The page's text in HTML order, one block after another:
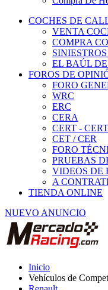
COCHES DE
VENTA
COMPRA
EL BAÚL DE
FOROS DE
FORO
WRC
ERC
CERA
CERT -
CET / CER
FORO
PRUEBAS
VIDEOS DE
A
TIENDA ONLINE
NUEVO ANUNCIO
Vehículos de
Renault
Clio cup iii 2006